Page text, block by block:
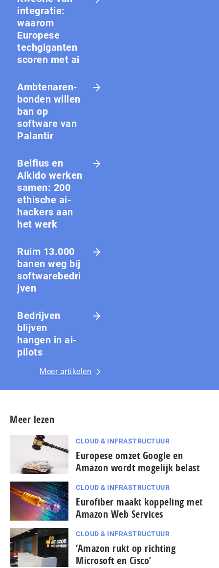
integratie:
waarom
Europese
techgiganten
scoren met ai
Amb­te­na­ren­
bon­den willen
ban op
software van
Palantir
Belfius en
Aikido werken
samen: 200
ethische ai-
hackers aan
het werk
Ruim 13.000
banen weg bij
softwarebedri
jven
Bedrijven
blijven
hangen in ai-
pilots
Meer artikelen
Meer lezen
CLOUD & INFRASTRUCTUUR
Europese omzet Google en
Amazon wordt mogelijk belast
CLOUD & INFRASTRUCTUUR
Eurofiber maakt koppeling met
Amazon Web Services
CLOUD & INFRASTRUCTUUR
‘Amazon rukt op richting
Microsoft en Cisco’